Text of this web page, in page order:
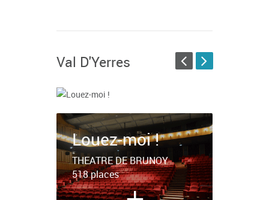
Val D'Yerres
Louez-moi !
THEATRE DE YERRES
5 espaces - jusqu'à 950
places
+
Louez-moi !
THEATRE DE BRUNOY
518 places